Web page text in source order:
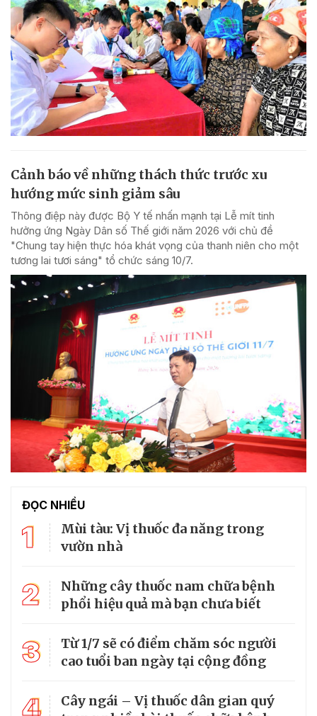
Cảnh báo về những thách thức trước xu
hướng mức sinh giảm sâu
Thông điệp này được Bộ Y tế nhấn mạnh tại Lễ mít tinh
hưởng ứng Ngày Dân số Thế giới năm 2026 với chủ đề
"Chung tay hiện thực hóa khát vọng của thanh niên cho một
tương lai tươi sáng" tổ chức sáng 10/7.
ĐỌC NHIỀU
1
Mùi tàu: Vị thuốc đa năng trong
vườn nhà
2
Những cây thuốc nam chữa bệnh
phổi hiệu quả mà bạn chưa biết
3
Từ 1/7 sẽ có điểm chăm sóc người
cao tuổi ban ngày tại cộng đồng
4
Cây ngái – Vị thuốc dân gian quý